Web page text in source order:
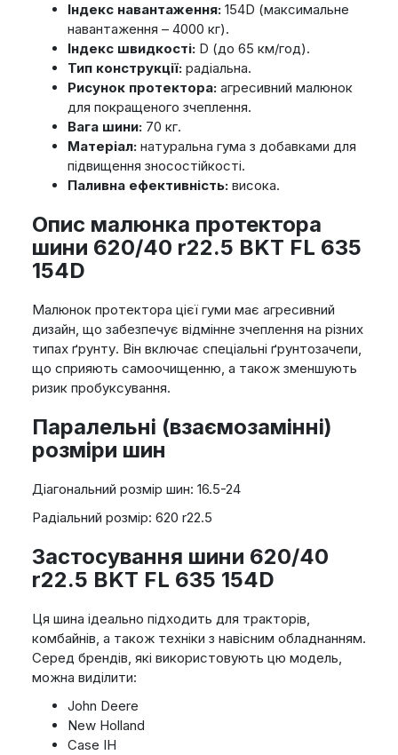
Індекс навантаження:154D (максимальне
навантаження – 4000 кг).
Індекс швидкості:D (до 65 км/год).
Тип конструкції:радіальна.
Рисунок протектора:агресивний малюнок
для покращеного зчеплення.
Вага шини:70 кг.
Матеріал:натуральна гума з добавками для
підвищення зносостійкості.
Паливна ефективність:висока.
Опис малюнка протектора
шини 620/40 r22.5 BKT FL 635
154D
Малюнок протектора цієї гуми має агресивний
дизайн, що забезпечує відмінне зчеплення на різних
типах ґрунту. Він включає спеціальні ґрунтозачепи,
що сприяють самоочищенню, а також зменшують
ризик пробуксування.
Паралельні (взаємозамінні)
розміри шин
Діагональний розмір шин: 16.5-24
Радіальний розмір: 620 r22.5
Застосування шини 620/40
r22.5 BKT FL 635 154D
Ця шина ідеально підходить для тракторів,
комбайнів, а також техніки з навісним обладнанням.
Серед брендів, які використовують цю модель,
можна виділити:
John Deere
New Holland
Case IH